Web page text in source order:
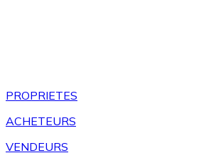
PROPRIETES
ACHETEURS
VENDEURS